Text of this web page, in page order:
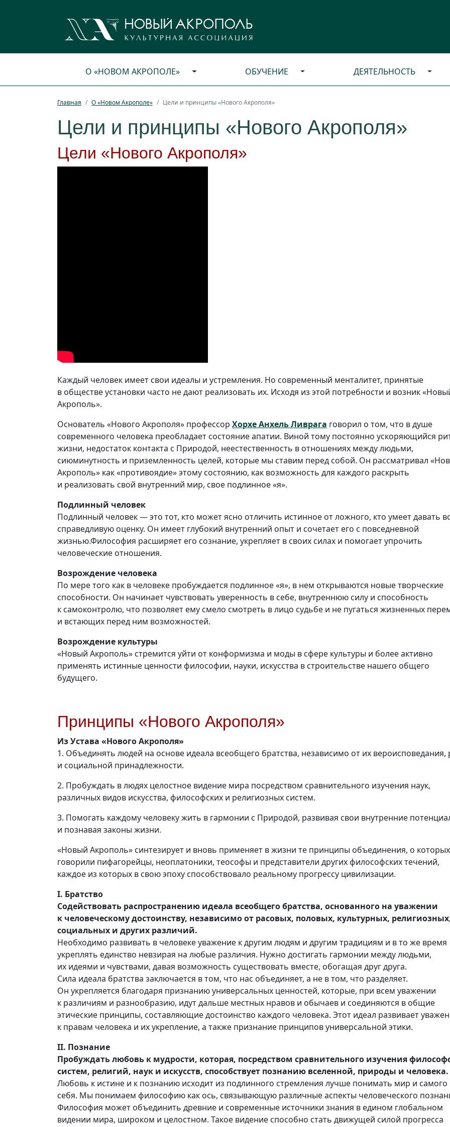
О «НОВОМ АКРОПОЛЕ» ОБУЧЕНИЕ ДЕЯТЕЛЬНОСТЬ
Главная О «Новом Акрополе» Цели и принципы «Нового Акрополя»
Цели и принципы «Нового Акрополя»
Цели «Нового Акрополя»
Каждый человек имеет свои идеалы и устремления. Но современный менталитет, принятые
в обществе установки часто не дают реализовать их. Исходя из этой потребности и возник
Акрополь».
Основатель «Нового Акрополя» профессор Хорхе Анхель Ливрага говорил о том, что в душе
современного человека преобладает состояние апатии. Виной тому постоянно ускоряющийся
жизни, недостаток контакта с Природой, неестественность в отношениях между людьми,
сиюминутность и приземленность целей, которые мы ставим перед собой. Он рассматривал
Акрополь» как «противоядие» этому состоянию, как возможность для каждого раскрыть
и реализовать свой внутренний мир, свое подлинное «я».
Подлинный человек
Подлинный человек — это тот, кто может ясно отличить истинное от ложного, кто умеет давать
справедливую оценку. Он имеет глубокий внутренний опыт и сочетает его с повседневной
жизнью.Философия расширяет его сознание, укрепляет в своих силах и помогает упрочить
человеческие отношения.
Возрождение человека
По мере того как в человеке пробуждается подлинное «я», в нем открываются новые творческие
способности. Он начинает чувствовать уверенность в себе, внутреннюю силу и способность
к самоконтролю, что позволяет ему смело смотреть в лицо судьбе и не пугаться жизненных
и встающих перед ним возможностей.
Возрождение культуры
«Новый Акрополь» стремится уйти от конформизма и моды в сфере культуры и более активно
применять истинные ценности философии, науки, искусства в строительстве нашего общего
будущего.
Принципы «Нового Акрополя»
Из Устава «Нового Акрополя»
1. Объединять людей на основе идеала всеобщего братства, независимо от их вероисповедания,
и социальной принадлежности.
2. Пробуждать в людях целостное видение мира посредством сравнительного изучения наук,
различных видов искусства, философских и религиозных систем.
3. Помогать каждому человеку жить в гармонии с Природой, развивая свои внутренние
и познавая законы жизни.
«Новый Акрополь» синтезирует и вновь применяет в жизни те принципы объединения, о которых
говорили пифагорейцы, неоплатоники, теософы и представители других философских течений,
каждое из которых в свою эпоху способствовало реальному прогрессу цивилизации.
I. Братство
Содействовать распространению идеала всеобщего братства, основанного на уважении
к человеческому достоинству, независимо от расовых, половых, культурных,
социальных и других различий.
Необходимо развивать в человеке уважение к другим людям и другим традициям и в то же время
укреплять единство невзирая на любые различия. Нужно достигать гармонии между людьми,
их идеями и чувствами, давая возможность существовать вместе, обогащая друг друга.
Сила идеала братства заключается в том, что нас объединяет, а не в том, что разделяет.
Он укрепляется благодаря признанию универсальных ценностей, которые, при всем уважении
к различиям и разнообразию, идут дальше местных нравов и обычаев и соединяются в общие
этические принципы, составляющие достоинство каждого человека. Этот идеал развивает
к правам человека и их укрепление, а также признание принципов универсальной этики.
II. Познание
Пробуждать любовь к мудрости, которая, посредством сравнительного изучения
систем, религий, наук и искусств, способствует познанию вселенной, природы и человека.
Любовь к истине и к познанию исходит из подлинного стремления лучше понимать мир и самого
себя. Мы понимаем философию как ось, связывающую различные аспекты человеческого
Философия может объединить древние и современные источники знания в едином глобальном
видении мира, широком и целостном. Такое видение способно стать движущей силой прогресса